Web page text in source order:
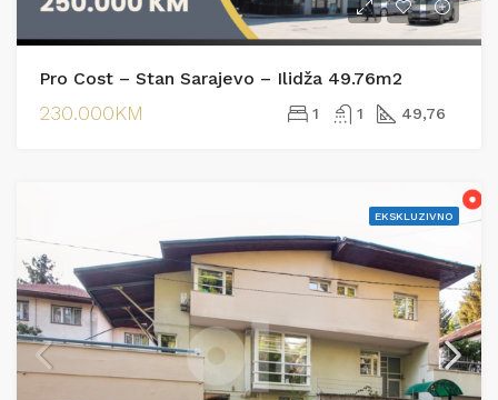
Pro Cost – Stan Sarajevo – Ilidža 49.76m2
230.000KM 1 1 49,76
EKSKLUZIVNO